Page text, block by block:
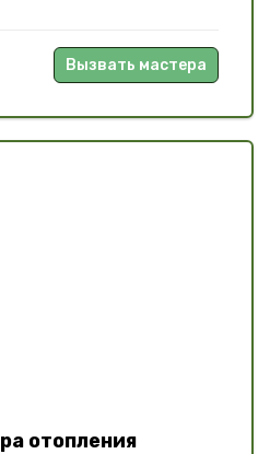
Вызвать мастера
отопления